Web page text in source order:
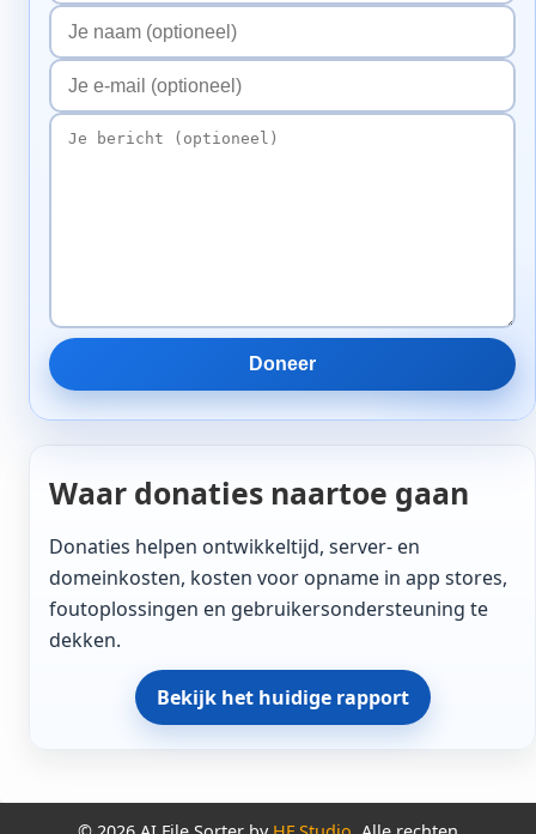
Doneer
Waar donaties naartoe gaan
Donaties helpen ontwikkeltijd, server- en
domeinkosten, kosten voor opname in app stores,
foutoplossingen en gebruikersondersteuning te
dekken.
Bekijk het huidige rapport